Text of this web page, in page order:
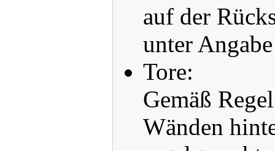
auf der
unter
Tore:
Gemäß
Wänden